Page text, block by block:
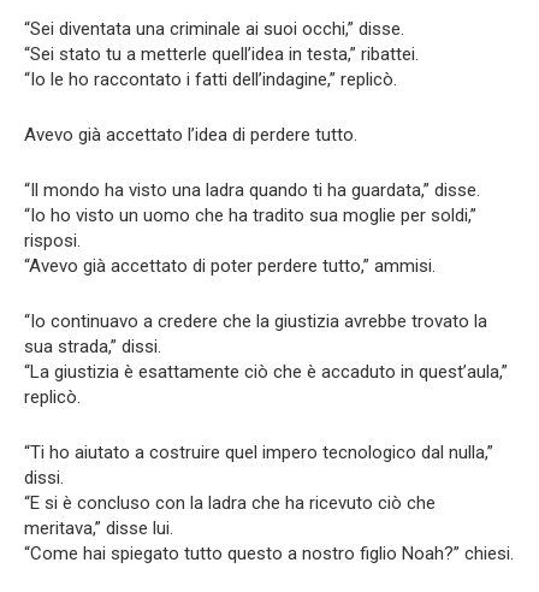
“Sei diventata una criminale ai suoi occhi,” disse.
“Sei stato tu a metterle quell’idea in testa,” ribattei.
“Io le ho raccontato i fatti dell’indagine,” replicò.
Avevo già accettato l’idea di perdere tutto.
“Il mondo ha visto una ladra quando ti ha guardata,” disse.
“Io ho visto un uomo che ha tradito sua moglie per soldi,”
risposi.
“Avevo già accettato di poter perdere tutto,” ammisi.
“Io continuavo a credere che la giustizia avrebbe trovato la
sua strada,” dissi.
“La giustizia è esattamente ciò che è accaduto in quest’aula,”
replicò.
“Ti ho aiutato a costruire quel impero tecnologico dal nulla,”
dissi.
“E si è concluso con la ladra che ha ricevuto ciò che
meritava,” disse lui.
“Come hai spiegato tutto questo a nostro figlio Noah?” chiesi.